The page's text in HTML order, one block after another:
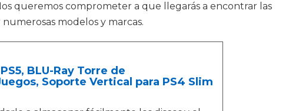
queremos comprometer a que llegarás a encontrar las
modelos y marcas.
BLU-Ray Torre de
Soporte Vertical para PS4 Slim